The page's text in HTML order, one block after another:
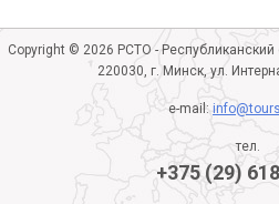
Copyright © 2026 РСТО - Республиканский
220030, г. Минск, ул.
e-mail:
тел.
+375 (29)